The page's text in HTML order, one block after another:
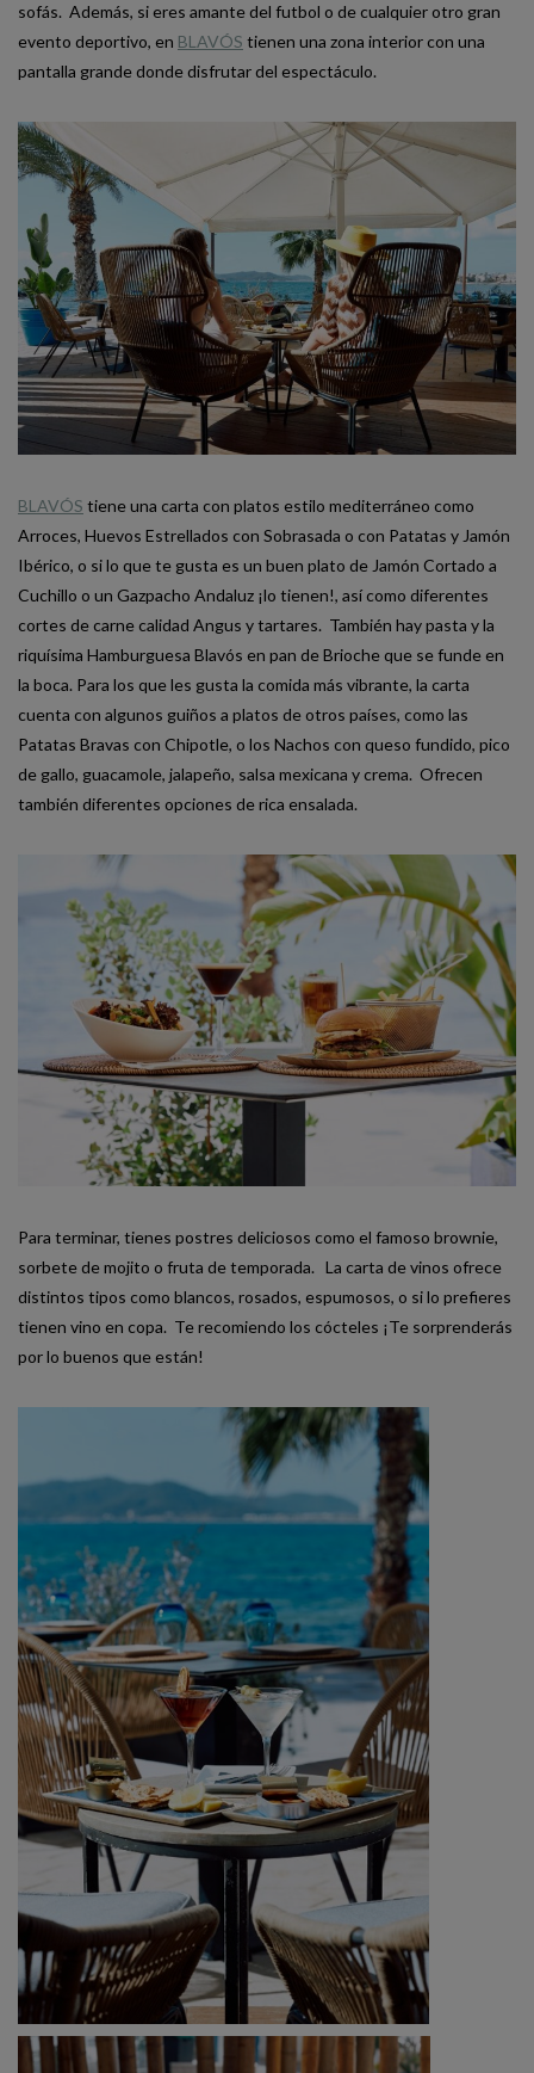
sofás. Además, si eres amante del futbol o de cualquier otro gran
evento deportivo, en BLAVÓS tienen una zona interior con una
pantalla grande donde disfrutar del espectáculo.
BLAVÓS tiene una carta con platos estilo mediterráneo como
Arroces, Huevos Estrellados con Sobrasada o con Patatas y Jamón
Ibérico, o si lo que te gusta es un buen plato de Jamón Cortado a
Cuchillo o un Gazpacho Andaluz ¡lo tienen!, así como diferentes
cortes de carne calidad Angus y tartares. También hay pasta y la
riquísima Hamburguesa Blavós en pan de Brioche que se funde en
la boca. Para los que les gusta la comida más vibrante, la carta
cuenta con algunos guiños a platos de otros países, como las
Patatas Bravas con Chipotle, o los Nachos con queso fundido, pico
de gallo, guacamole, jalapeño, salsa mexicana y crema. Ofrecen
también diferentes opciones de rica ensalada.
Para terminar, tienes postres deliciosos como el famoso brownie,
sorbete de mojito o fruta de temporada. La carta de vinos ofrece
distintos tipos como blancos, rosados, espumosos, o si lo prefieres
tienen vino en copa. Te recomiendo los cócteles ¡Te sorprenderás
por lo buenos que están!